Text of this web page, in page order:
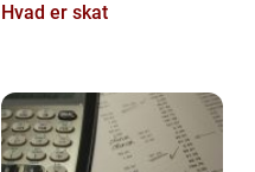
Hvad er skat